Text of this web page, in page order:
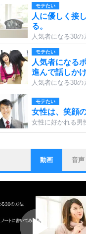
モテたい
人に優しく接
る。
人気者になる30の
モテたい
人気者になる
進んで話しか
人気者になる30の
モテたい
女性は、笑顔
女性に好かれる男
ストレス対策
他人と比べな
いっそのこと
ポジティブに
しないから。
動画 音声